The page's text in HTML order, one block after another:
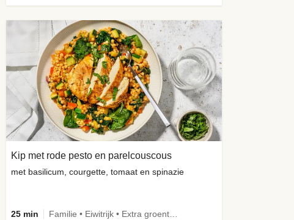
Kip met rode pesto en parelcouscous
met basilicum, courgette, tomaat en spinazie
25 min Familie • Eiwitrijk • Extra groente • Verbeterd ingrediënt